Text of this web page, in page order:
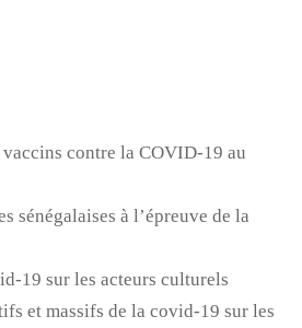
contre la COVID-19 au
sénégalaises à l’épreuve de la
19 sur les acteurs culturels
et massifs de la covid-19 sur les